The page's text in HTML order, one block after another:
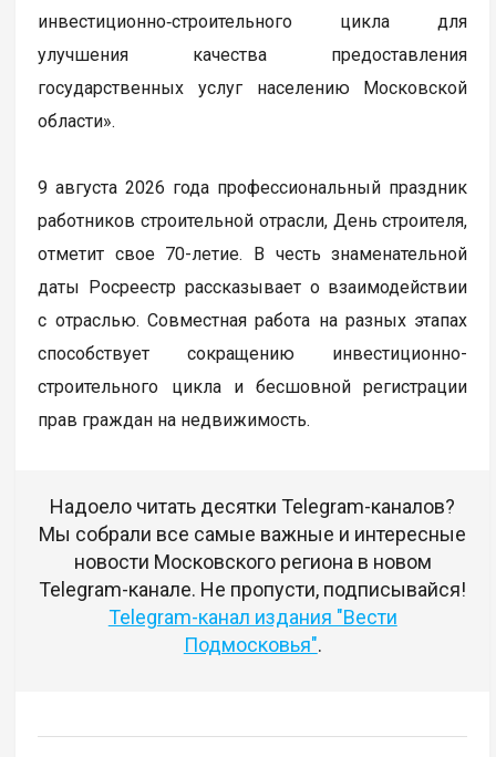
инвестиционно‑строительного цикла для
улучшения качества предоставления
государственных услуг населению Московской
области».
9 августа 2026 года профессиональный праздник
работников строительной отрасли, День строителя,
отметит свое 70-летие. В честь знаменательной
даты Росреестр рассказывает о взаимодействии
с отраслью. Совместная работа на разных этапах
способствует сокращению инвестиционно-
строительного цикла и бесшовной регистрации
прав граждан на недвижимость.
Надоело читать десятки Telegram-каналов?
Мы собрали все самые важные и интересные
новости Московского региона в новом
Telegram-канале. Не пропусти, подписывайся!
Telegram-канал издания "Вести
Подмосковья".